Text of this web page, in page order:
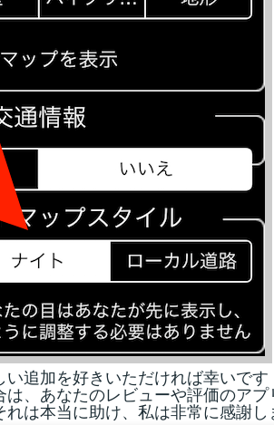
追加を好きいただければ幸いです
、あなたのレビューや評価のアプ
は本当に助け、私は非常に感謝し